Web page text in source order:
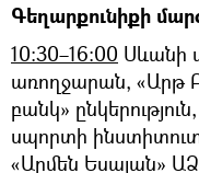
Գեղարքունիքի
10։30–16:00 Սևանի
առողջարան, «Արթ
բանկ»
սպորտի
«Արմեն Եսայան»